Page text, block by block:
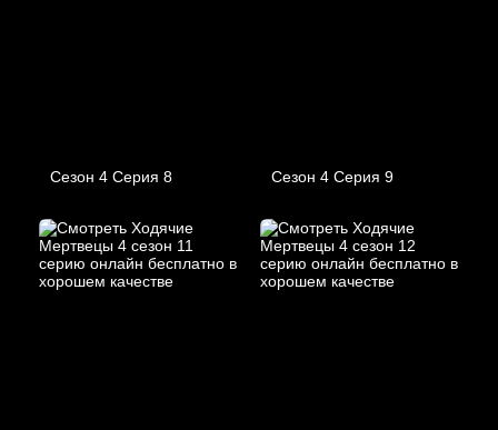
Сезон 4 Серия 8 Сезон 4 Серия 9